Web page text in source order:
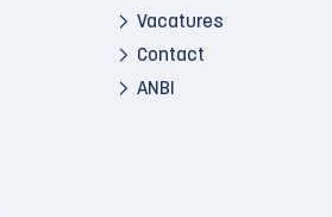
Vacatures
Contact
ANBI